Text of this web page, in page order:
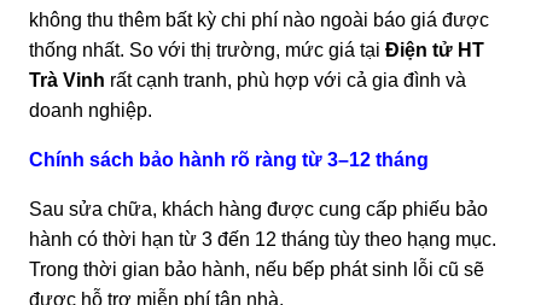
không thu thêm bất kỳ chi phí nào ngoài báo giá được
thống nhất. So với thị trường, mức giá tại Điện tử HT
Trà Vinh rất cạnh tranh, phù hợp với cả gia đình và
doanh nghiệp.
Chính sách bảo hành rõ ràng từ 3–12 tháng
Sau sửa chữa, khách hàng được cung cấp phiếu bảo
hành có thời hạn từ 3 đến 12 tháng tùy theo hạng mục.
Trong thời gian bảo hành, nếu bếp phát sinh lỗi cũ sẽ
được hỗ trợ miễn phí tận nhà.